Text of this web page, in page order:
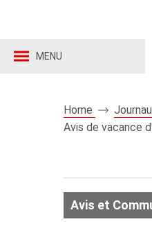
MENU
Home
Avis de vacance
Avis et